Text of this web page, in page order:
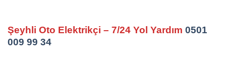
Şeyhli Oto Elektrikçi – 7/24 Yol Yardım 0501
009 99 34